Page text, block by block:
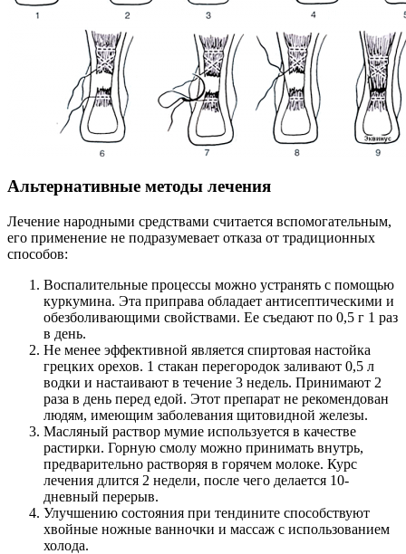
Альтернативные методы лечения
Лечение народными средствами считается вспомогательным,
его применение не подразумевает отказа от традиционных
способов:
Воспалительные процессы можно устранять с помощью
куркумина. Эта приправа обладает антисептическими и
обезболивающими свойствами. Ее съедают по 0,5 г 1 раз
в день.
Не менее эффективной является спиртовая настойка
грецких орехов. 1 стакан перегородок заливают 0,5 л
водки и настаивают в течение 3 недель. Принимают 2
раза в день перед едой. Этот препарат не рекомендован
людям, имеющим заболевания щитовидной железы.
Масляный раствор мумие используется в качестве
растирки. Горную смолу можно принимать внутрь,
предварительно растворяя в горячем молоке. Курс
лечения длится 2 недели, после чего делается 10-
дневный перерыв.
Улучшению состояния при тендините способствуют
хвойные ножные ванночки и массаж с использованием
холода.